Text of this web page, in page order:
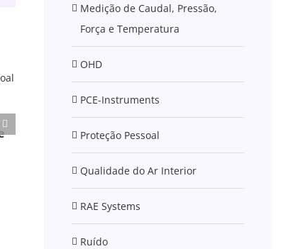
Medição de Caudal, Pressão,
Força e Temperatura
OHD
PCE-Instruments
Proteção Pessoal
Qualidade do Ar Interior
RAE Systems
Ruído